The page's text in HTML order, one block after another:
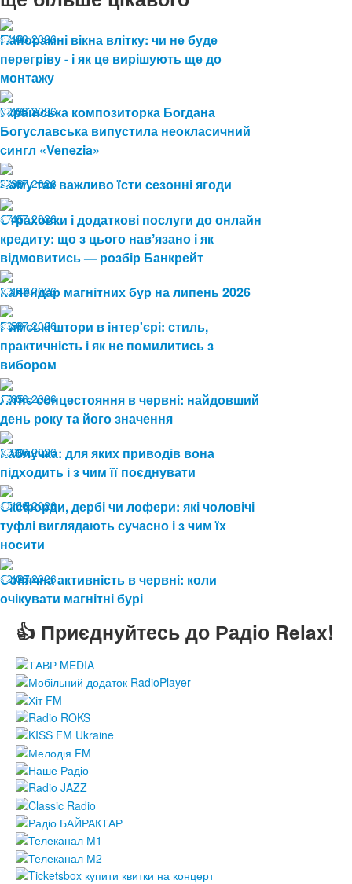
04.08.2026
13
Панорамні вікна влітку: чи не буде
перегріву - і як це вирішують ще до
монтажу
03.08.2026
19
Українська композиторка Богдана
Богуславська випустила неокласичний
сингл «Venezia»
24.07.2026
29
Чому так важливо їсти сезонні ягоди
17.07.2026
45
Страховки і додаткові послуги до онлайн
кредиту: що з цього навʼязано і як
відмовитись — розбір Банкрейт
13.07.2026
149
Календар магнітних бур на липень 2026
08.07.2026
58
Римські штори в інтер'єрі: стиль,
практичність і як не помилитись з
вибором
19.06.2026
85
Літнє сонцестояння в червні: найдовший
день року та його значення
19.06.2026
90
Каблучка: для яких приводів вона
підходить і з чим її поєднувати
15.06.2026
116
Оксфорди, дербі чи лофери: які чоловічі
туфлі виглядають сучасно і з чим їх
носити
12.06.2026
127
Сонячна активність в червні: коли
очікувати магнітні бурі
👍 Приєднуйтесь до Радіо Relax!